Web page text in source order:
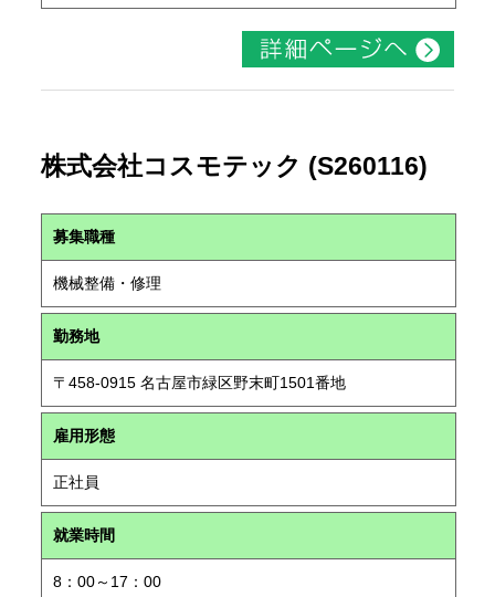
株式会社コスモテック (S260116)
募集職種
機械整備・修理
勤務地
〒458-0915 名古屋市緑区野末町1501番地
雇用形態
正社員
就業時間
8：00～17：00